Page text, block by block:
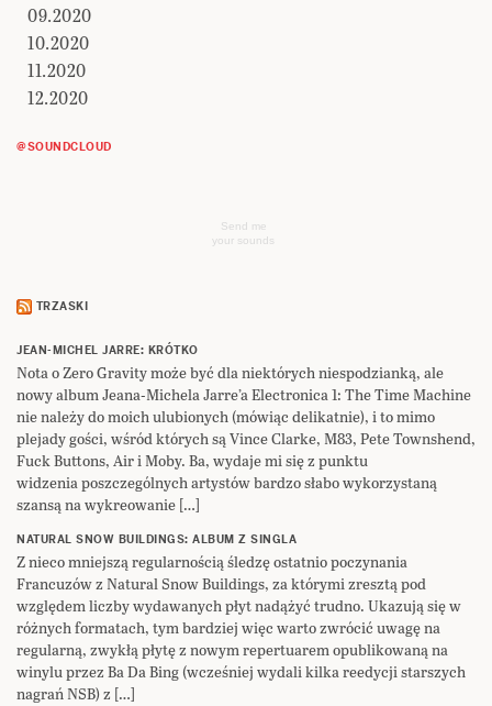
09.2020
10.2020
11.2020
12.2020
@SOUNDCLOUD
Send me
your sounds
TRZASKI
JEAN-MICHEL JARRE: KRÓTKO
Nota o Zero Gravity może być dla niektórych niespodzianką, ale
nowy album Jeana-Michela Jarre’a Electronica 1: The Time Machine
nie należy do moich ulubionych (mówiąc delikatnie), i to mimo
plejady gości, wśród których są Vince Clarke, M83, Pete Townshend,
Fuck Buttons, Air i Moby. Ba, wydaje mi się z punktu
widzenia poszczególnych artystów bardzo słabo wykorzystaną
szansą na wykreowanie […]
NATURAL SNOW BUILDINGS: ALBUM Z SINGLA
Z nieco mniejszą regularnością śledzę ostatnio poczynania
Francuzów z Natural Snow Buildings, za którymi zresztą pod
względem liczby wydawanych płyt nadążyć trudno. Ukazują się w
różnych formatach, tym bardziej więc warto zwrócić uwagę na
regularną, zwykłą płytę z nowym repertuarem opublikowaną na
winylu przez Ba Da Bing (wcześniej wydali kilka reedycji starszych
nagrań NSB) z […]